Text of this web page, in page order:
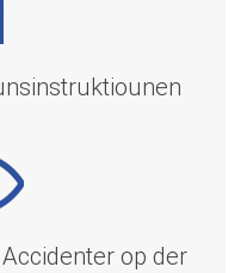
op der